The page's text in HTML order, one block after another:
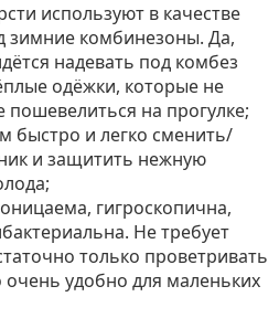
используют в качестве
зимние комбинезоны. Да,
надевать под комбез
одёжки, которые не
на прогулке;
быстро и легко сменить/
и защитить нежную
гигроскопична,
Не требует
только проветривать
удобно для маленьких